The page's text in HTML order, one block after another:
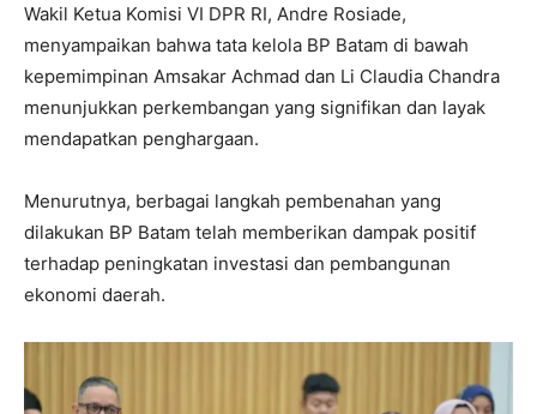
Wakil Ketua Komisi VI DPR RI, Andre Rosiade,
menyampaikan bahwa tata kelola BP Batam di bawah
kepemimpinan Amsakar Achmad dan Li Claudia Chandra
menunjukkan perkembangan yang signifikan dan layak
mendapatkan penghargaan.
Menurutnya, berbagai langkah pembenahan yang
dilakukan BP Batam telah memberikan dampak positif
terhadap peningkatan investasi dan pembangunan
ekonomi daerah.